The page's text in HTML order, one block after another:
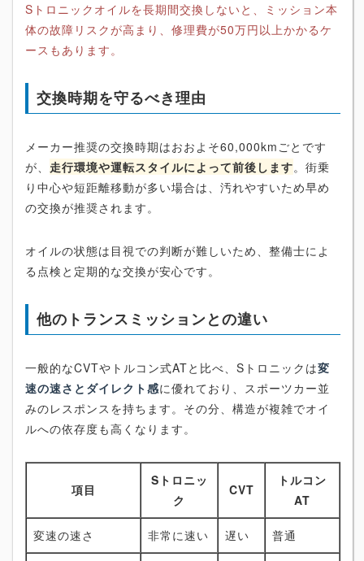
Sトロニックオイルを長期間交換しないと、ミッション本
体の故障リスクが高まり、修理費が50万円以上かかるケ
ースもあります。
交換時期を守るべき理由
メーカー推奨の交換時期はおおよそ60,000kmごとです
が、 走行環境や運転スタイルによって前後します。街乗
り中心や短距離移動が多い場合は、汚れやすいため早め
の交換が推奨されます。
オイルの状態は目視での判断が難しいため、整備士によ
る点検と定期的な交換が安心です。
他のトランスミッションとの違い
一般的なCVTやトルコン式ATと比べ、Sトロニックは変
速の速さとダイレクト感に優れており、スポーツカー並
みのレスポンスを持ちます。その分、構造が複雑でオイ
ルへの依存度も高くなります。
項目
Sトロニッ
ク
CVT
トルコン
AT
変速の速さ 非常に速い 遅い 普通